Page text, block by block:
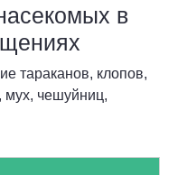
в
тараканов, клопов,
мух, чешуйниц,